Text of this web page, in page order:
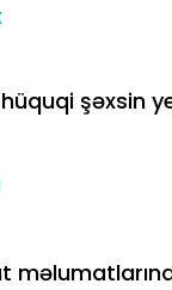
şəxsin